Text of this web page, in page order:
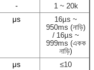
-
1 ~ 20k
μs
16µs ~
950ms (নাড়ি)
/ 16µs ~
999ms (একক
নাড়ি)
μs ≤10